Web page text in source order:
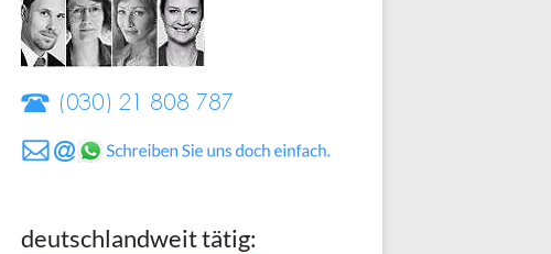
deutschlandweit tätig: